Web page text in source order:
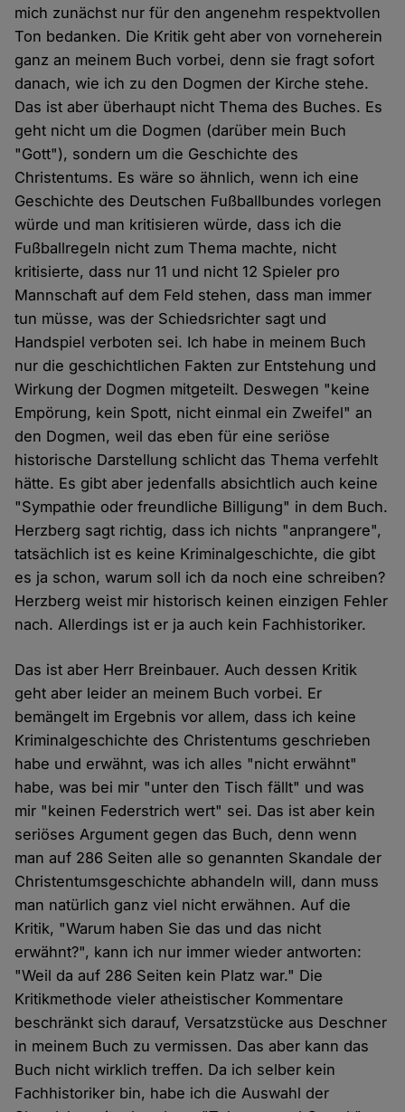
mich zunächst nur für den angenehm respektvollen
Ton bedanken. Die Kritik geht aber von vorneherein
ganz an meinem Buch vorbei, denn sie fragt sofort
danach, wie ich zu den Dogmen der Kirche stehe.
Das ist aber überhaupt nicht Thema des Buches. Es
geht nicht um die Dogmen (darüber mein Buch
"Gott"), sondern um die Geschichte des
Christentums. Es wäre so ähnlich, wenn ich eine
Geschichte des Deutschen Fußballbundes vorlegen
würde und man kritisieren würde, dass ich die
Fußballregeln nicht zum Thema machte, nicht
kritisierte, dass nur 11 und nicht 12 Spieler pro
Mannschaft auf dem Feld stehen, dass man immer
tun müsse, was der Schiedsrichter sagt und
Handspiel verboten sei. Ich habe in meinem Buch
nur die geschichtlichen Fakten zur Entstehung und
Wirkung der Dogmen mitgeteilt. Deswegen "keine
Empörung, kein Spott, nicht einmal ein Zweifel" an
den Dogmen, weil das eben für eine seriöse
historische Darstellung schlicht das Thema verfehlt
hätte. Es gibt aber jedenfalls absichtlich auch keine
"Sympathie oder freundliche Billigung" in dem Buch.
Herzberg sagt richtig, dass ich nichts "anprangere",
tatsächlich ist es keine Kriminalgeschichte, die gibt
es ja schon, warum soll ich da noch eine schreiben?
Herzberg weist mir historisch keinen einzigen Fehler
nach. Allerdings ist er ja auch kein Fachhistoriker.
Das ist aber Herr Breinbauer. Auch dessen Kritik
geht aber leider an meinem Buch vorbei. Er
bemängelt im Ergebnis vor allem, dass ich keine
Kriminalgeschichte des Christentums geschrieben
habe und erwähnt, was ich alles "nicht erwähnt"
habe, was bei mir "unter den Tisch fällt" und was
mir "keinen Federstrich wert" sei. Das ist aber kein
seriöses Argument gegen das Buch, denn wenn
man auf 286 Seiten alle so genannten Skandale der
Christentumsgeschichte abhandeln will, dann muss
man natürlich ganz viel nicht erwähnen. Auf die
Kritik, "Warum haben Sie das und das nicht
erwähnt?", kann ich nur immer wieder antworten:
"Weil da auf 286 Seiten kein Platz war." Die
Kritikmethode vieler atheistischer Kommentare
beschränkt sich darauf, Versatzstücke aus Deschner
in meinem Buch zu vermissen. Das aber kann das
Buch nicht wirklich treffen. Da ich selber kein
Fachhistoriker bin, habe ich die Auswahl der